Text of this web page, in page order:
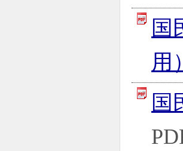
国
用）
国